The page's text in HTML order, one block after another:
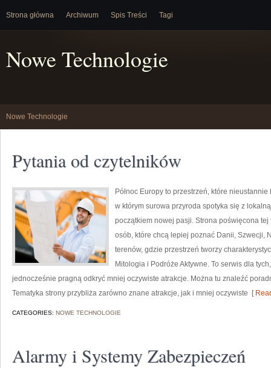
Strona główna Archiwum Spis Treści Tagi
Nowe Technologie
Nowe Technologie
Pytania od czytelników
Północ Europy to przestrzeń, które
w którym surowa przyroda spotyka się z
początkiem nowej pasji. Strona poświęcona
osób, które chcą lepiej poznać Danii, Szwecji,
terenów, gdzie przestrzeń tworzy
Mitologia i Podróże Aktywne. To serwis dla
jednocześnie pragną odkryć mniej oczywiste atrakcje. Można tu znaleźć
Tematyka strony przybliża zarówno znane atrakcje, jak i mniej oczywiste [
CATEGORIES: NOWE TECHNOLOGIE
Alarmy i Systemy Zabezpieczeń